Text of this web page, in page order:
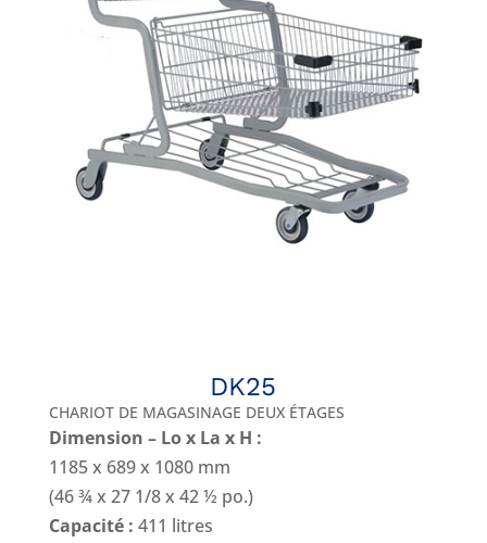
DK25
CHARIOT DE MAGASINAGE DEUX ÉTAGES
Dimension – Lo x La x H :
1185 x 689 x 1080 mm
(46 ¾ x 27 1/8 x 42 ½ po.)
Capacité : 411 litres